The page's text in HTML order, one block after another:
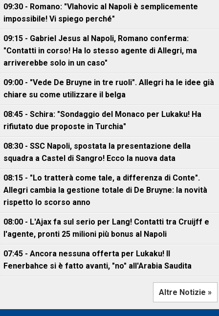
09:30 - Romano: "Vlahovic al Napoli è semplicemente
impossibile! Vi spiego perché"
09:15 - Gabriel Jesus al Napoli, Romano conferma:
"Contatti in corso! Ha lo stesso agente di Allegri, ma
arriverebbe solo in un caso"
09:00 - "Vede De Bruyne in tre ruoli". Allegri ha le idee già
chiare su come utilizzare il belga
08:45 - Schira: "Sondaggio del Monaco per Lukaku! Ha
rifiutato due proposte in Turchia"
08:30 - SSC Napoli, spostata la presentazione della
squadra a Castel di Sangro! Ecco la nuova data
08:15 - "Lo tratterà come tale, a differenza di Conte".
Allegri cambia la gestione totale di De Bruyne: la novità
rispetto lo scorso anno
08:00 - L'Ajax fa sul serio per Lang! Contatti tra Cruijff e
l'agente, pronti 25 milioni più bonus al Napoli
07:45 - Ancora nessuna offerta per Lukaku! Il
Fenerbahce si è fatto avanti, "no" all'Arabia Saudita
Altre Notizie »